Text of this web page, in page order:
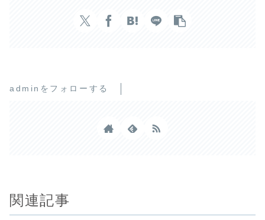
adminをフォローする
関連記事